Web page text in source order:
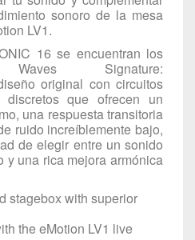
sonoro de la mesa
LV1.
16 se encuentran los
Waves Signature:
original con circuitos
discretos que ofrecen un
una respuesta transitoria
ruido increíblemente bajo,
de elegir entre un sonido
y una rica mejora armónica
stagebox with superior
theeMotion LV1 live